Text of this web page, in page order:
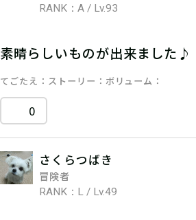
RANK：A / Lv.93
素晴らしいものが出来ました♪
てごたえ ストーリー ボリューム
0
さくらつばき
冒険者
RANK：L / Lv.49